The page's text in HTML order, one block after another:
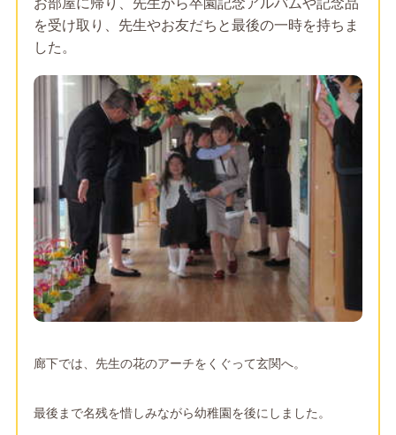
お部屋に帰り、先生から卒園記念アルバムや記念品
を受け取り、先生やお友だちと最後の一時を持ちま
した。
廊下では、先生の花のアーチをくぐって玄関へ。
最後まで名残を惜しみながら幼稚園を後にしました。